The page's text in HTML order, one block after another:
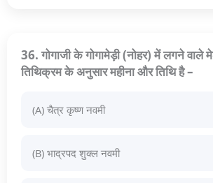
36. गोगाजी के गोगामेड़ी (नोहर) में लगने वाले
तिथिक्रम के अनुसार महीना और तिथि है –
(A) चैत्र कृष्ण नवमी
(B) भाद्रपद शुक्ल नवमी